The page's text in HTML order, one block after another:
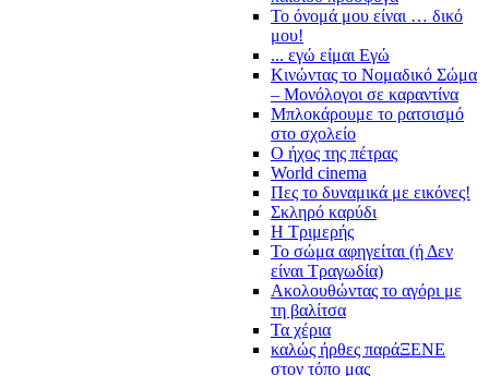
Το όνομά μου είναι … δικό
μου!
... εγώ είμαι Εγώ
Κινώντας το Νομαδικό Σώμα
– Μονόλογοι σε καραντίνα
Μπλοκάρουμε το ρατσισμό
στο σχολείο
Ο ήχος της πέτρας
World cinema
Πες το δυναμικά με εικόνες!
Σκληρό καρύδι
Η Τριμερής
Το σώμα αφηγείται (ή Δεν
είναι Τραγωδία)
Ακολουθώντας το αγόρι με
τη βαλίτσα
Τα χέρια
καλώς ήρθες παράΞΕΝΕ
στον τόπο μας